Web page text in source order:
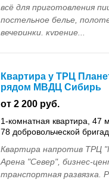
всё для приготовления
постельное белье,
вечеринки, курение...
Квартира у ТРЦ
рядом МВДЦ Сибирь
от 2 200 руб.
1-комнатная квартира, 47 м
78 добровольческой
Квартира напротив ТРЦ
Арена "Север", бизнес-
транспортная развязка.